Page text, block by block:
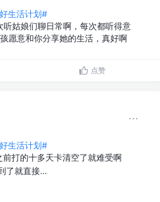
生活计划#
姑娘们聊日常啊，每次都听得意
愿意和你分享她的生活，真好啊
点赞
生活计划#
打的十多天卡清空了就难受啊
了就直接…